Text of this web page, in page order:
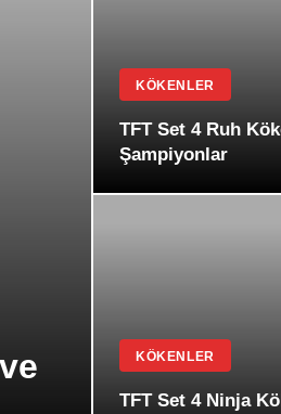
KÖKENLER
TFT Set 4 Ruh
Şampiyonlar
KÖKENLER
TFT Set 4 Ninja